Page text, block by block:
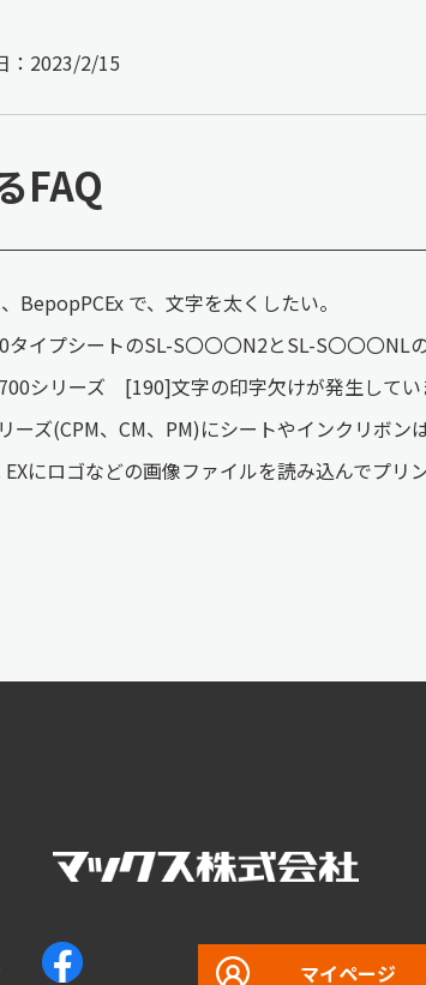
：2023/2/15
FAQ
BepopPCEx で、文字を太くしたい。
イプシートのSL-S〇〇〇N2とSL-S〇〇〇NL
シリーズ [190]文字の印字欠けが発生してい
ーズ(CPM、CM、PM)にシートやインクリボン
にロゴなどの画像ファイルを読み込んでプリ
マイページ